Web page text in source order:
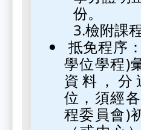
份。
3.檢附課
抵免程序
學位學程)
資料，分
位，須經
程委員會)